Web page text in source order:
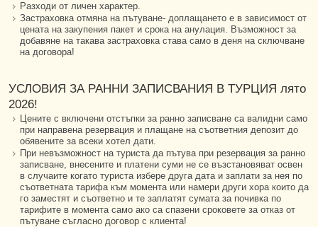
Разходи от личен характер.
Застраховка отмяна на пътуване- доплащането е в зависимост от
цената на закупения пакет и срока на анулация. Възможност за
добавяне на такава застраховка става само в деня на сключване
на договора!
УСЛОВИЯ ЗА РАННИ ЗАПИСВАНИЯ В ТУРЦИЯ лято
2026!
Цените с включени отстъпки за ранно записване са валидни само
при направена резервация и плащане на съответния депозит до
обявените за всеки хотел дати.
При невъзможност на туриста да пътува при резервация за ранно
записване, внесените и платени суми не се възстановяват освен
в случаите когато туриста избере друга дата и заплати за нея по
съответната тарифа към момента или намери други хора които да
го заместят и съответно и те заплатят сумата за почивка по
тарифите в момента само ако са спазени сроковете за отказ от
пътуване съгласно договор с клиента!